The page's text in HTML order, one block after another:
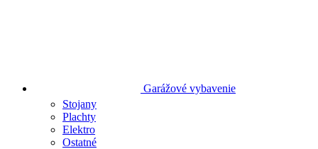
Garážové vybavenie
Stojany
Plachty
Elektro
Ostatné